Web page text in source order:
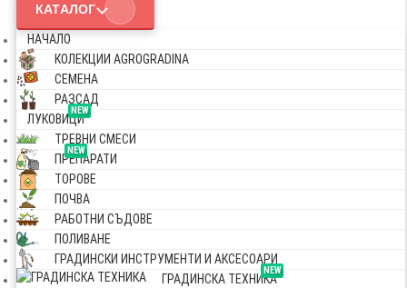
КАТАЛОГ
НАЧАЛО
КОЛЕКЦИИ AGROGRADINA
СЕМЕНА
РАЗСАД
NEW
ЛУКОВИЦИ
ТРЕВНИ СМЕСИ
NEW
ПРЕПАРАТИ
ТОРОВЕ
ПОЧВА
РАБОТНИ СЪДОВЕ
ПОЛИВАНЕ
ГРАДИНСКИ ИНСТРУМЕНТИ И АКСЕСОАРИ
NEW
ГРАДИНСКА ТЕХНИКА